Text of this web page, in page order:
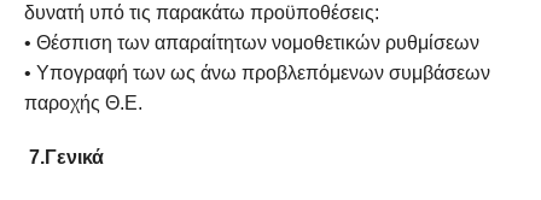
δυνατή υπό τις παρακάτω προϋποθέσεις:
• Θέσπιση των απαραίτητων νομοθετικών ρυθμίσεων
• Υπογραφή των ως άνω προβλεπόμενων συμβάσεων
παροχής Θ.Ε.
7.Γενικά